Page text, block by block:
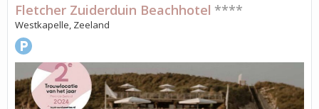
Fletcher Zuiderduin Beachhotel ****
Westkapelle, Zeeland